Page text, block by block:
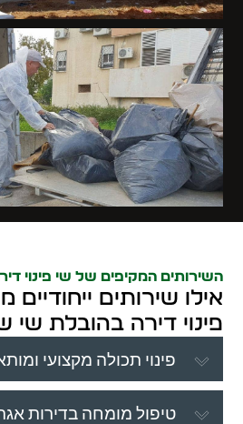
השירותים המקיפים של שי פינוי
אילו שירותים
פינוי דירה בהובלת שי
פינוי תכולה מקצועי
טיפול מומחה בדירות